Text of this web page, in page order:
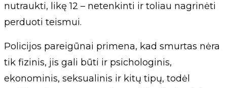
nutraukti, likę 12 – netenkinti ir toliau nagrinėti
perduoti teismui.
Policijos pareigūnai primena, kad smurtas nėra
tik fizinis, jis gali būti ir psichologinis,
ekonominis, seksualinis ir kitų tipų, todėl